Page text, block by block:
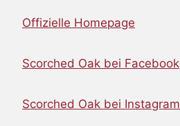
Offizielle Homepage
Scorched Oak bei Facebook
Scorched Oak bei Instagram